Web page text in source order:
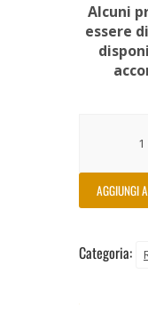
Alcuni
essere
AGGIUNGI
Categoria: